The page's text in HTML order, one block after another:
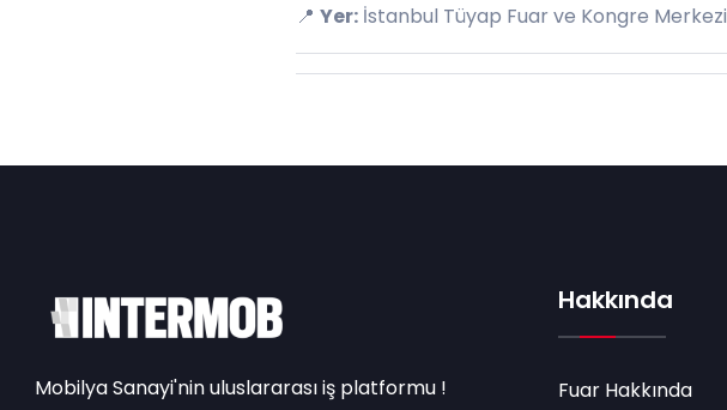
📍Yer: İstanbul Tüyap Fuar ve Kongre Merkezi
Mobilya Sanayi'nin uluslararası iş platformu !
Hakkında
Fuar Hakkında